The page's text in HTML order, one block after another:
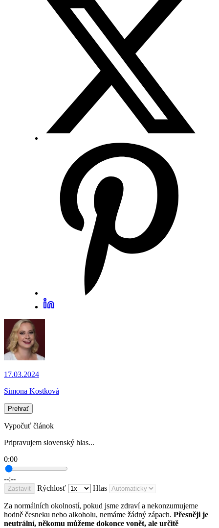
17.03.2024
Simona Kostková
Prehrať
Vypočuť článok
Pripravujem slovenský hlas...
0:00
--:--
Zastaviť Rýchlosť Hlas
Za normálních okolností, pokud jsme zdraví a nekonzumujeme
hodně česneku nebo alkoholu, nemáme žádný zápach. Přesněji je
neutrální, někomu můžeme dokonce vonět, ale určitě